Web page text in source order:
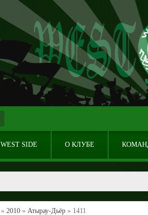
WEST SIDE О КЛУБЕ
» 2010 » Атырау-Дьёр » 1411